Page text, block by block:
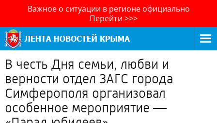
Важное о ситуации в регионе официально
Перейти >>>
В честь Дня семьи, любви и
верности отдел ЗАГС города
Симферополя организовал
особенное мероприятие —